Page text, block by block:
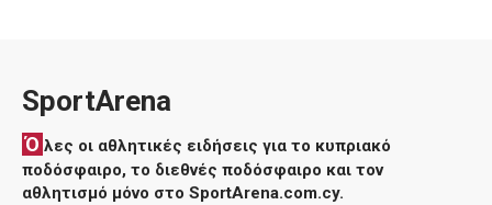
SportArena
Ό λες οι αθλητικές ειδήσεις για το κυπριακό
ποδόσφαιρο, το διεθνές ποδόσφαιρο και τον
αθλητισμό μόνο στο SportArena.com.cy.